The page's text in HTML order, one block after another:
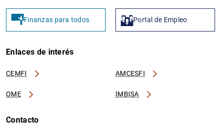
Finanzas para todos Portal de Empleo
Enlaces de interés
CEMFI AMCESFI
OME IMBISA
Contacto